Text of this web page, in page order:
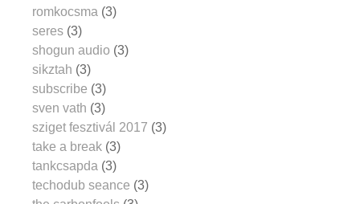
romkocsma (3)
seres (3)
shogun audio (3)
sikztah (3)
subscribe (3)
sven vath (3)
sziget fesztivál 2017 (3)
take a break (3)
tankcsapda (3)
techodub seance (3)